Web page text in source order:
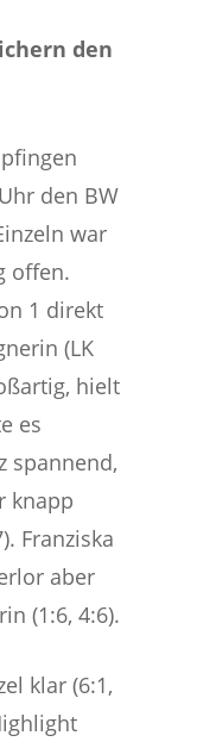
den
den BW
war
offen.
1 direkt
(LK
hielt
es
spannend,
knapp
Franziska
aber
(1:6, 4:6).
klar (6:1,